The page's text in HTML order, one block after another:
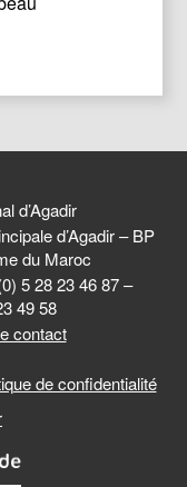
d’Agadir
d’Agadir – BP
du Maroc
5 28 23 46 87 –
49 58
contact
de confidentialité